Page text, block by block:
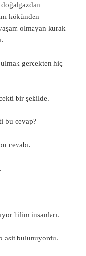
kökünden
olmayan kurak
gerçekten hiç
bir şekilde.
bu cevap?
cevabı.
bilim insanları.
asit bulunuyordu.